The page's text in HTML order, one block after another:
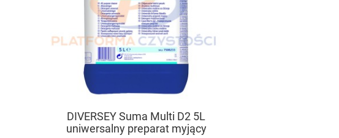
DIVERSEY Suma Multi D2 5L
uniwersalny preparat myjący